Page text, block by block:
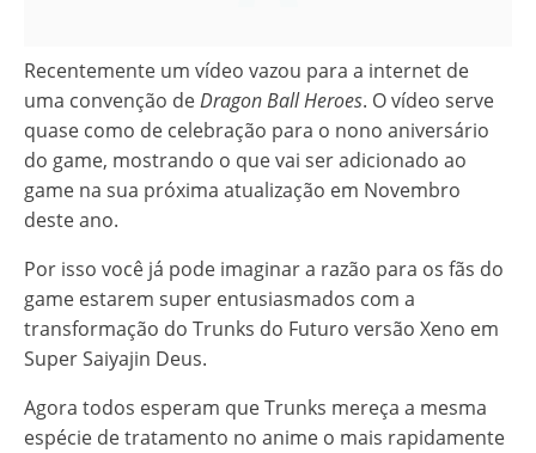
Recentemente um vídeo vazou para a internet de
uma convenção deDragon Ball Heroes. O vídeo serve
quase como de celebração para o nono aniversário
do game, mostrando o que vai ser adicionado ao
game na sua próxima atualização em Novembro
deste ano.
Por isso você já pode imaginar a razão para os fãs do
game estarem super entusiasmados com a
transformação do Trunks do Futuro versão Xeno em
Super Saiyajin Deus.
Agora todos esperam que Trunks mereça a mesma
espécie de tratamento no anime o mais rapidamente